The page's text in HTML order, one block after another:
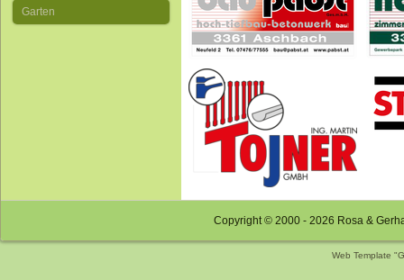
Garten
Copyright © 2000 - 2026 Rosa &
Web Template